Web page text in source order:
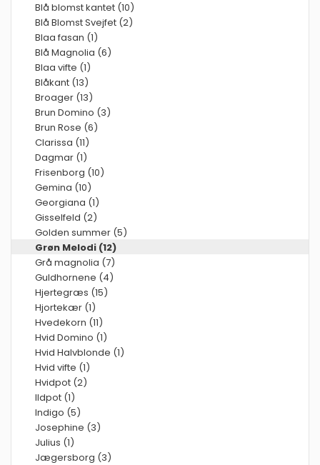
Blå blomst kantet (10)
Blå Blomst Svejfet (2)
Blaa fasan (1)
Blå Magnolia (6)
Blaa vifte (1)
Blåkant (13)
Broager (13)
Brun Domino (3)
Brun Rose (6)
Clarissa (11)
Dagmar (1)
Frisenborg (10)
Gemina (10)
Georgiana (1)
Gisselfeld (2)
Golden summer (5)
Grøn Melodi (12)
Grå magnolia (7)
Guldhornene (4)
Hjertegræs (15)
Hjortekær (1)
Hvedekorn (11)
Hvid Domino (1)
Hvid Halvblonde (1)
Hvid vifte (1)
Hvidpot (2)
Ildpot (1)
Indigo (5)
Josephine (3)
Julius (1)
Jægersborg (3)